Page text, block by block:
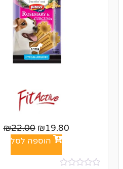
₪19.80
₪22.00
הוספה לסל